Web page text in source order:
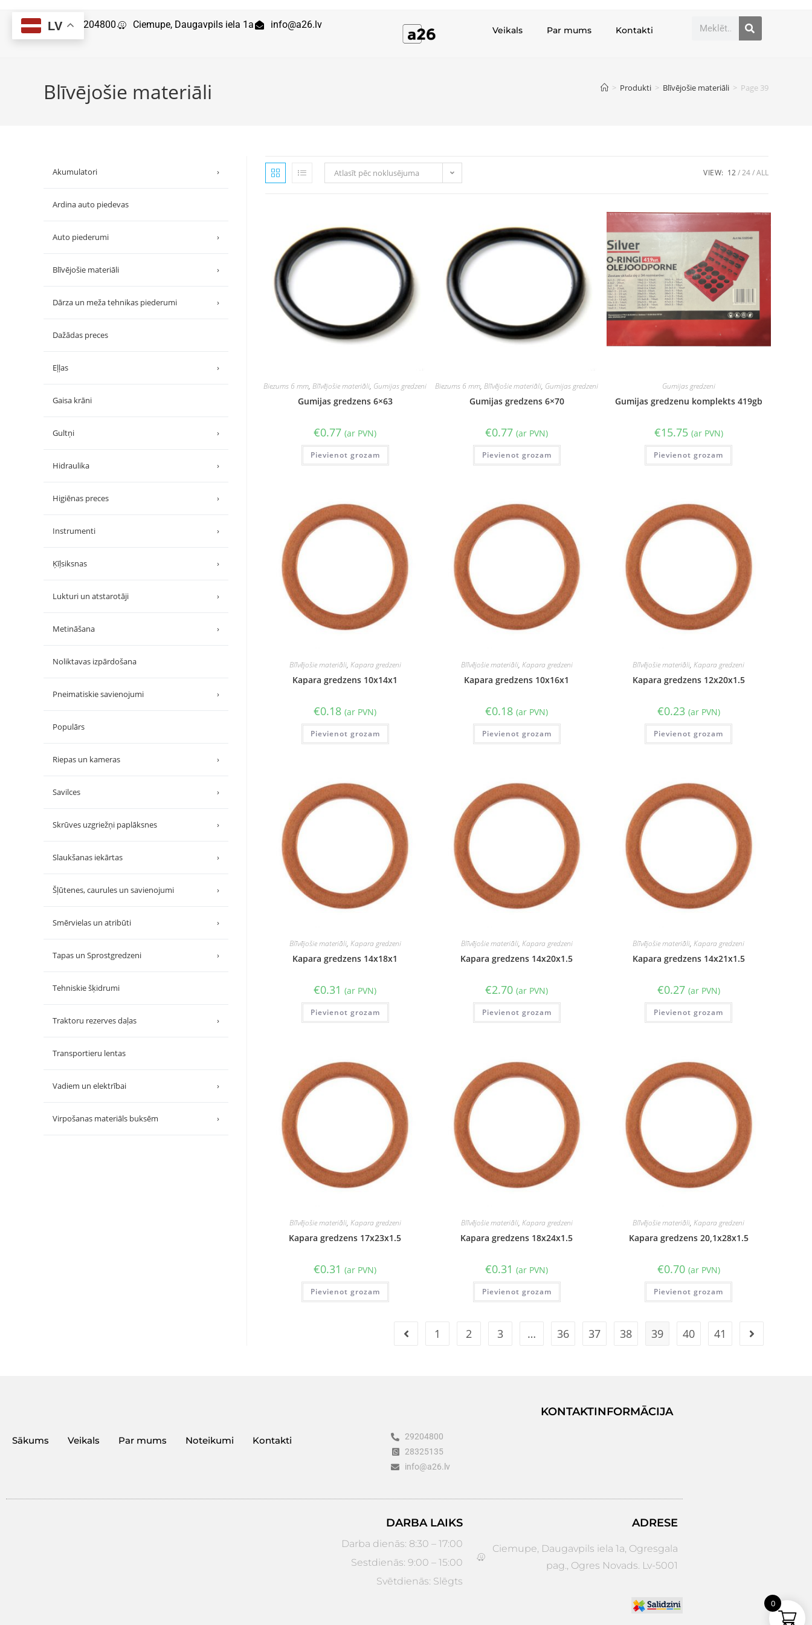
29204800 Ciemupe, Daugavpils iela 1a info@a26.lv Veikals Par mums Kontakti
Blīvējošie materiāli > Produkti > Blīvējošie materiāli > Page 39
Atlasīt pēc noklusējuma VIEW: 12 24 ALL
Biezums 6 mm,Blīvējošie materiāli, Gumijas gredzeni
Gumijas gredzens 6×63
€0.77 (ar PVN)
Pievienot grozam
Biezums 6 mm,Blīvējošie materiāli, Gumijas gredzeni
Gumijas gredzens 6×70
€0.77 (ar PVN)
Pievienot grozam
Gumijas gredzeni
Gumijas gredzenu komplekts 419gb
€15.75 (ar PVN)
Pievienot grozam
Blīvējošie materiāli, Kapara gredzeni
Kapara gredzens 10x14x1
€0.18 (ar PVN)
Pievienot grozam
Blīvējošie materiāli, Kapara gredzeni
Kapara gredzens 10x16x1
€0.18 (ar PVN)
Pievienot grozam
Blīvējošie materiāli,Kapara gredzeni
Kapara gredzens 12x20x1.5
€0.23 (ar PVN)
Pievienot grozam
Blīvējošie materiāli, Kapara gredzeni
Kapara gredzens 14x18x1
€0.31 (ar PVN)
Pievienot grozam
Blīvējošie materiāli, Kapara gredzeni
Kapara gredzens 14x20x1.5
€2.70 (ar PVN)
Pievienot grozam
Blīvējošie materiāli,Kapara gredzeni
Kapara gredzens 14x21x1.5
€0.27 (ar PVN)
Pievienot grozam
Blīvējošie materiāli, Kapara gredzeni
Kapara gredzens 17x23x1.5
€0.31 (ar PVN)
Pievienot grozam
Blīvējošie materiāli, Kapara gredzeni
Kapara gredzens 18x24x1.5
€0.31 (ar PVN)
Pievienot grozam
Blīvējošie materiāli,Kapara gredzeni
Kapara gredzens 20,1x28x1.5
€0.70 (ar PVN)
Pievienot grozam
1 2 3 … 36 37 38 39 40 41
Akumulatori ›
Ardina auto piedevas
Auto piederumi ›
Blīvējošie materiāli ›
Dārza un meža tehnikas piederumi ›
Dažādas preces
Eļļas ›
Gaisa krāni
Gultņi ›
Hidraulika ›
Higiēnas preces ›
Instrumenti ›
Ķīļsiksnas ›
Lukturi un atstarotāji ›
Metināšana ›
Noliktavas izpārdošana
Pneimatiskie savienojumi ›
Populārs
Riepas un kameras ›
Savilces ›
Skrūves uzgriežņi paplāksnes ›
Slaukšanas iekārtas ›
Šļūtenes, caurules un savienojumi ›
Smērvielas un atribūti ›
Tapas un Sprostgredzeni ›
Tehniskie šķidrumi
Traktoru rezerves daļas ›
Transportieru lentas
Vadiem un elektrībai ›
Virpošanas materiāls buksēm ›
Sākums Veikals Par mums Noteikumi Kontakti
KONTAKTINFORMĀCIJA
29204800
28325135
info@a26.lv
DARBA LAIKS
Darba dienās: 8:30 – 17:00
Sestdienās: 9:00 – 15:00
Svētdienās: Slēgts
ADRESE
Ciemupe, Daugavpils iela 1a, Ogresgala
pag., Ogres Novads. Lv-5001
LV
0